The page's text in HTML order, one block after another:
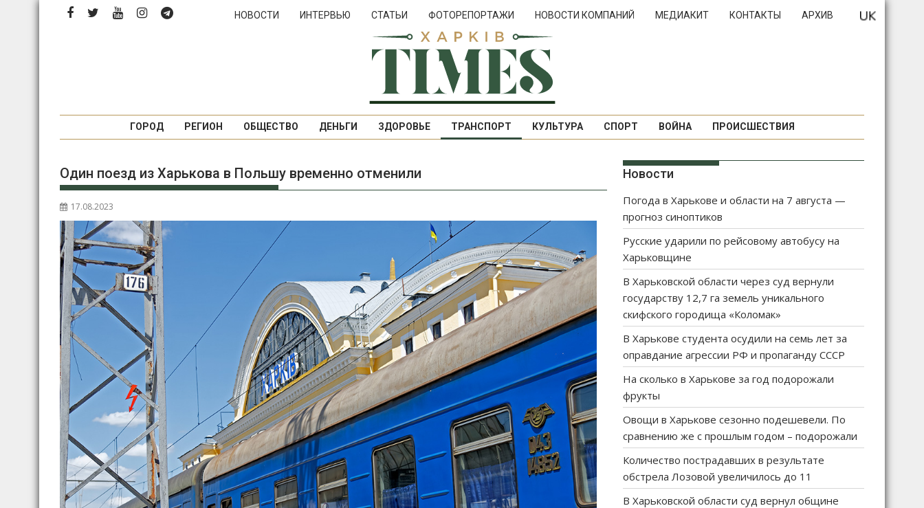
НОВОСТИ ИНТЕРВЬЮ СТАТЬИ ФОТОРЕПОРТАЖИ НОВОСТИ КОМПАНИЙ МЕДИАКИТ КОНТАКТЫ АРХИВ
ГОРОД РЕГИОН ОБЩЕСТВО ДЕНЬГИ ЗДОРОВЬЕ ТРАНСПОРТ КУЛЬТУРА СПОРТ ВОЙНА ПРОИСШЕСТВИЯ
Один поезд из Харькова в Польшу временно отменили
17.08.2023
Новости
Погода в Харькове и области на 7 августа —
прогноз синоптиков
Русские ударили по рейсовому автобусу на
Харьковщине
В Харьковской области через суд вернули
государству 12,7 га земель уникального
скифского городища «Коломак»
В Харькове студента осудили на семь лет за
оправдание агрессии РФ и пропаганду СССР
На сколько в Харькове за год подорожали
фрукты
Овощи в Харькове сезонно подешевели. По
сравнению же с прошлым годом – подорожали
Количество пострадавших в результате
обстрела Лозовой увеличилось до 11
В Харьковской области суд вернул общине